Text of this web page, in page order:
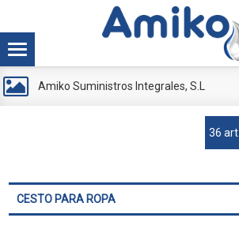
Amiko Suministros Integrales, S.L
36 art.
CESTO PARA ROPA